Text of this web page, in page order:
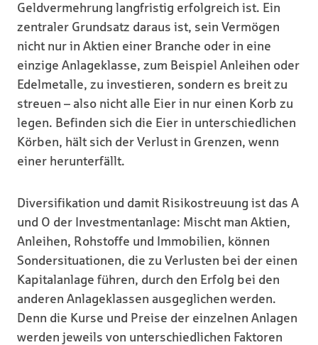
Geldvermehrung langfristig erfolgreich ist. Ein
zentraler Grundsatz daraus ist, sein Vermögen
nicht nur in Aktien einer Branche oder in eine
einzige Anlageklasse, zum Beispiel Anleihen oder
Edelmetalle, zu investieren, sondern es breit zu
streuen – also nicht alle Eier in nur einen Korb zu
legen. Befinden sich die Eier in unterschiedlichen
Körben, hält sich der Verlust in Grenzen, wenn
einer herunterfällt.
Diversifikation und damit Risikostreuung ist das A
und O der Investmentanlage: Mischt man Aktien,
Anleihen, Rohstoffe und Immobilien, können
Sondersituationen, die zu Verlusten bei der einen
Kapitalanlage führen, durch den Erfolg bei den
anderen Anlageklassen ausgeglichen werden.
Denn die Kurse und Preise der einzelnen Anlagen
werden jeweils von unterschiedlichen Faktoren